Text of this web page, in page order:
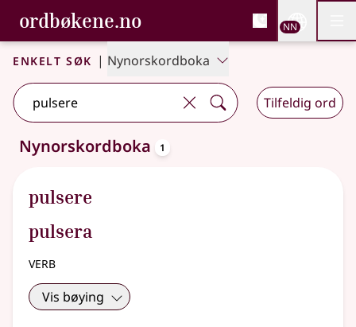
Gå til hovudinnhald
Tilgjenge
ordbøkene.no, Bokmålsordboka og
Bokmålsordboka og Nynorskordboka
NN
Enkelt søk | Nynorskordboka
Tilfeldig ord
Eitt treff.Ytterlegare søkjeforslag tilgjengelege
Nynorskordboka 1
pulsere
pulsera
verb
Vis bøying